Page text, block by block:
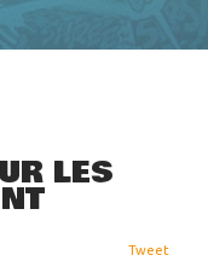
LES
Tweet